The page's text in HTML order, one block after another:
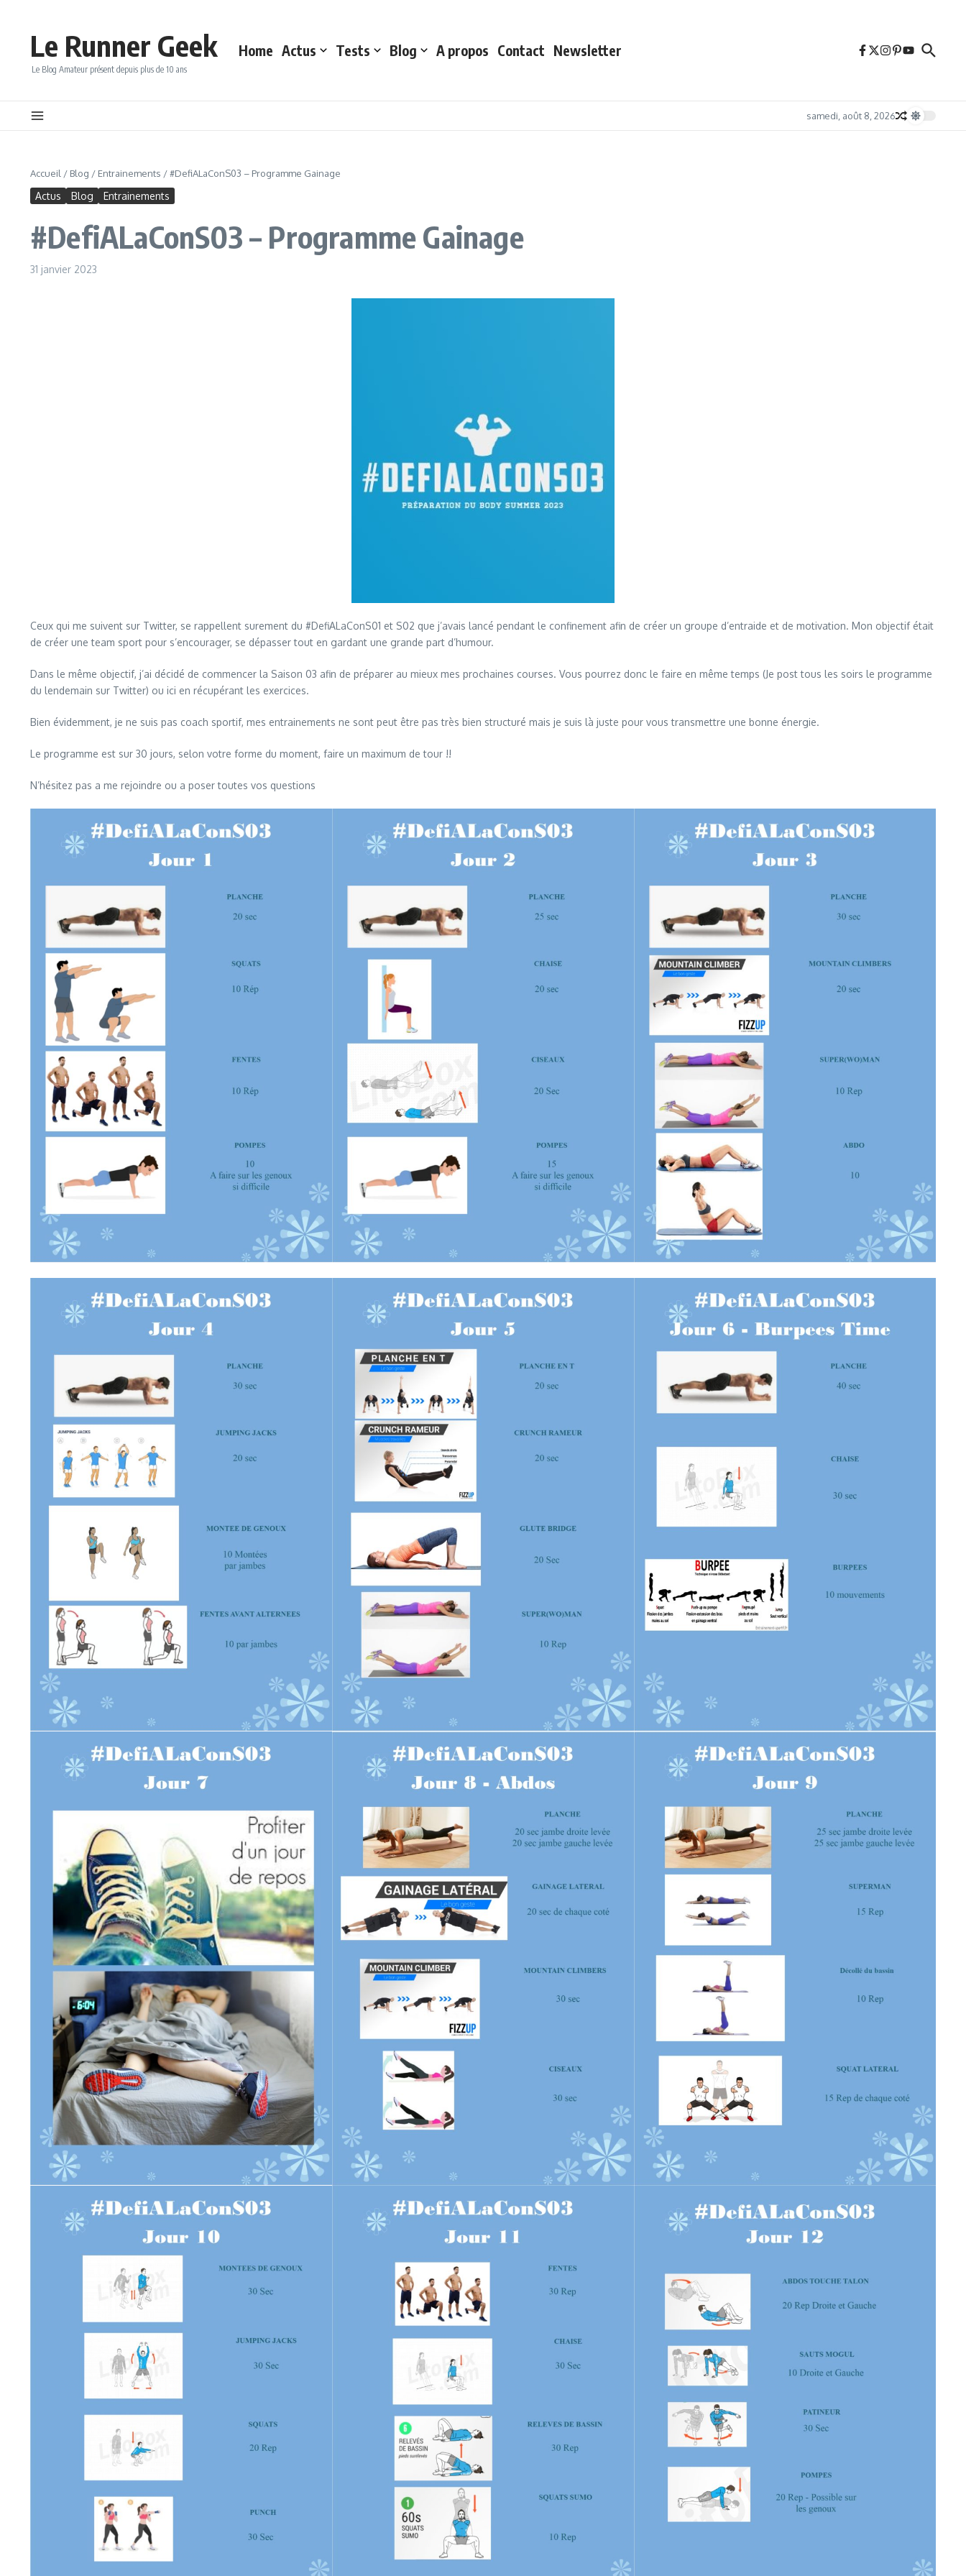
Le Runner Geek
Le Blog Amateur présent depuis plus de 10 ans
Home Actus Tests Blog A propos Contact Newsletter
samedi, août 8, 2026
Accueil / Blog / Entrainements /#DefiALaConS03 – Programme Gainage
Actus Blog Entrainements
#DefiALaConS03 – Programme Gainage
31 janvier 2023
Ceux qui me suivent sur Twitter, se rappellent surement du #DefiALaConS01 et S02 que j’avais lancé pendant le confinement afin de créer un groupe d’entraide et de motivation. Mon objectif était
de créer une team sport pour s’encourager, se dépasser tout en gardant une grande part d’humour.
Dans le même objectif, j’ai décidé de commencer la Saison 03 afin de préparer au mieux mes prochaines courses. Vous pourrez donc le faire en même temps (Je post tous les soirs le programme
du lendemain sur Twitter) ou ici en récupérant les exercices.
Bien évidemment, je ne suis pas coach sportif, mes entrainements ne sont peut être pas très bien structuré mais je suis là juste pour vous transmettre une bonne énergie.
Le programme est sur 30 jours, selon votre forme du moment, faire un maximum de tour !!
N’hésitez pas a me rejoindre ou a poser toutes vos questions